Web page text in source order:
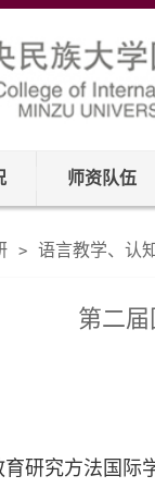
师资队伍
> 语言教学、认
第二届
研究方法国际